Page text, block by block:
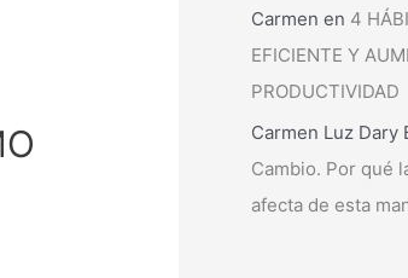
Carmen en 4
EFICIENTE Y
PRODUCTIVIDAD
Carmen Luz Dary
Cambio. Por qué
afecta de esta